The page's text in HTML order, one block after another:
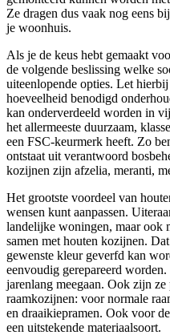
Ze dragen dus vaak nog eens
je woonhuis.
Als je de keus hebt gemaakt
de volgende beslissing welke
uiteenlopende opties. Let
hoeveelheid benodigd
kan onderverdeeld worden in
het allermeeste duurzaam,
een FSC-keurmerk heeft. Zo
ontstaat uit verantwoord
kozijnen zijn afzelia, meranti,
Het grootste voordeel van
wensen kunt aanpassen.
landelijke woningen, maar ook
samen met houten kozijnen.
gewenste kleur geverfd kan
eenvoudig gerepareerd
jarenlang meegaan. Ook zijn ze
raamkozijnen: voor normale
en draaikiepramen. Ook voor
een uitstekende materiaalsoort.